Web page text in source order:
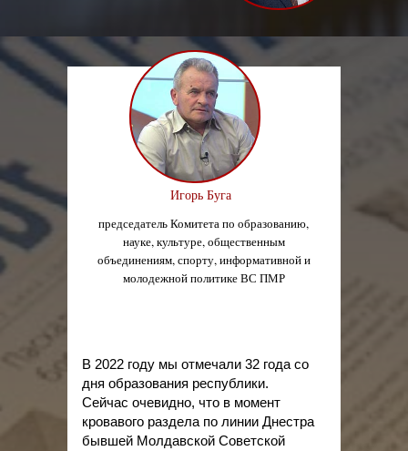
В 2022 году мы отмечали 32 года со
дня образования республики.
Сейчас очевидно, что в момент
кровавого раздела по линии Днестра
бывшей Молдавской Советской
председатель Комитета по образованию,
науке, культуре, общественным
объединениям, спорту, информативной и
молодежной политике ВС ПМР
Игорь Буга